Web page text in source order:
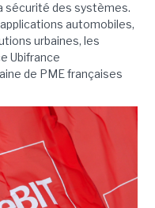
sécurité des systèmes.
automobiles,
urbaines, les
Ubifrance
de PME françaises